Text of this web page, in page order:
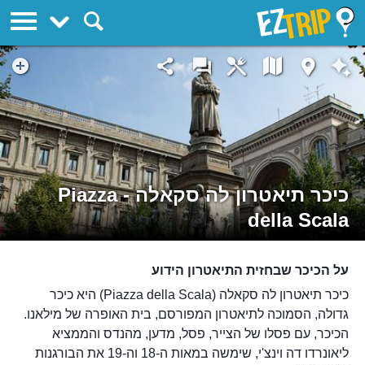
כיכר תיאטרון לה סקאלה - Piazza
della Scala
על הכיכר שבחזית התיאטרון הידוע
כיכר תיאטרון לה סקאלה (Piazza della Scala) היא כיכר
גדולה, הסמוכה לתיאטרון המפורסם, בית האופרה של מילאנו.
הכיכר, עם פסלו של הצייר, פסל, מדען, מהנדס והממציא
ליאונרדו דה וינצ'י, שימשה במאות ה-18 וה-19 את הבורגנות
EZTrip